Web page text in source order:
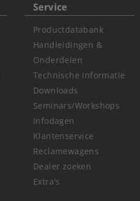
Service
Productdatabank
Handleidingen &
Onderdelen
Technische informatie
Downloads
Seminars/Workshops
Infodagen
Klantenservice
Reclamewagens
Dealer zoeken
Extra's